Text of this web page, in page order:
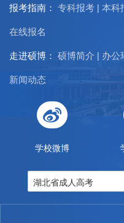
报考指南： 专科报考 | 本科
在线报名
走进硕博： 硕博简介 | 办公
新闻动态
学校微博
湖北省成人高考